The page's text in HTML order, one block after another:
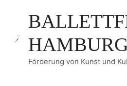
springen
Förderung von Kunst und